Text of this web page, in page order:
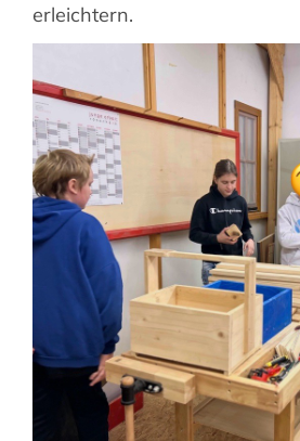
erleichtern.